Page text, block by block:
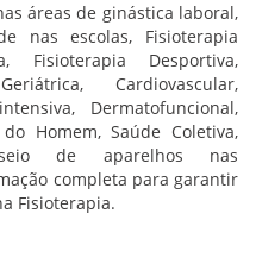
áreas de ginástica laboral,
nas escolas, Fisioterapia
Fisioterapia Desportiva,
Cardiovascular,
Dermatofuncional,
Homem, Saúde Coletiva,
de aparelhos nas
completa para garantir
Fisioterapia.